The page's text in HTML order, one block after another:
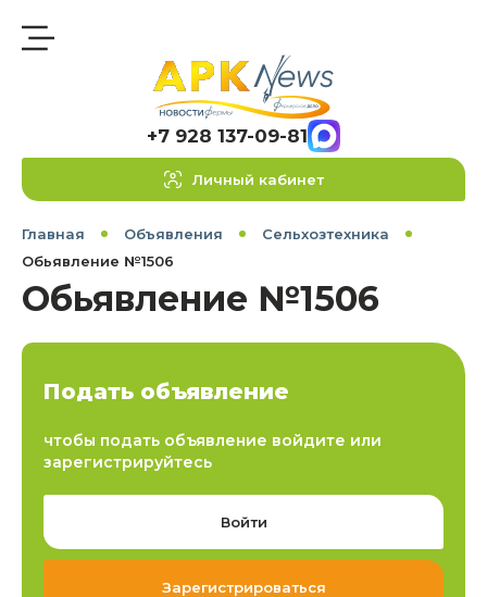
+7 928 137-09-81
Личный кабинет
Главная Объявления
Сельхозтехника
Обьявление №1506
Обьявление №1506
Подать объявление
чтобы подать объявление войдите или
зарегистрируйтесь
Войти
Зарегистрироваться